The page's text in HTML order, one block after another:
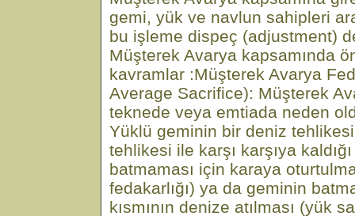
gemi, yük ve navlun sahipleri
bu işleme dispeç (adjustment)
Müşterek Avarya kapsamında
kavramlar :Müşterek Avarya
Average Sacrifice): Müşterek
teknede veya emtiada neden
Yüklü geminin bir deniz
tehlikesi ile karşı karşıya
batmaması için karaya
fedakarlığı) ya da geminin
kısmının denize atılması (yük